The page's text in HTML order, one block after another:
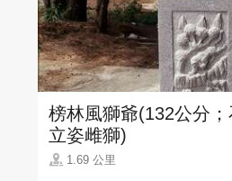
榜林風獅爺(132公分；
立姿雌獅)
1.69 公里